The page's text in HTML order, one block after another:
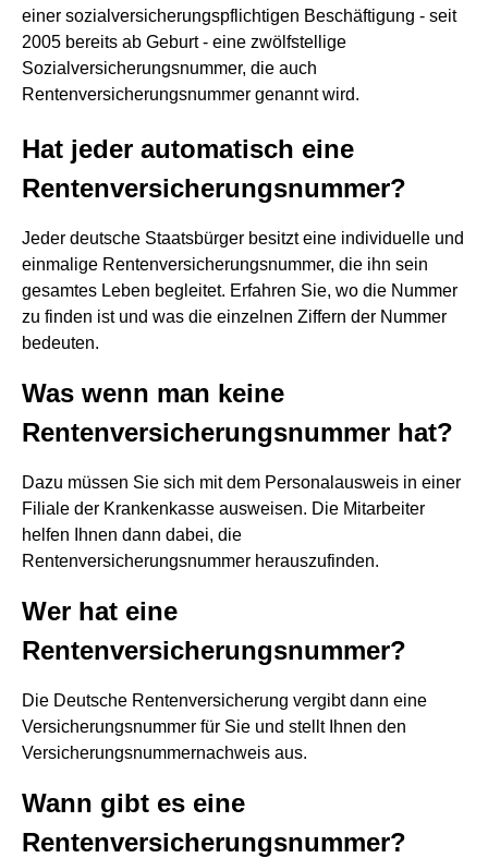
einer sozialversicherungspflichtigen Beschäftigung - seit
2005 bereits ab Geburt - eine zwölfstellige
Sozialversicherungsnummer, die auch
Rentenversicherungsnummer genannt wird.
Hat jeder automatisch eine
Rentenversicherungsnummer?
Jeder deutsche Staatsbürger besitzt eine individuelle und
einmalige Rentenversicherungsnummer, die ihn sein
gesamtes Leben begleitet. Erfahren Sie, wo die Nummer
zu finden ist und was die einzelnen Ziffern der Nummer
bedeuten.
Was wenn man keine
Rentenversicherungsnummer hat?
Dazu müssen Sie sich mit dem Personalausweis in einer
Filiale der Krankenkasse ausweisen. Die Mitarbeiter
helfen Ihnen dann dabei, die
Rentenversicherungsnummer herauszufinden.
Wer hat eine
Rentenversicherungsnummer?
Die Deutsche Rentenversicherung vergibt dann eine
Versicherungsnummer für Sie und stellt Ihnen den
Versicherungsnummernachweis aus.
Wann gibt es eine
Rentenversicherungsnummer?